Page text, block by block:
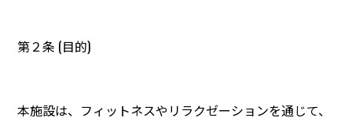
第２条 (目的)
本施設は、フィットネスやリラクゼーションを通じて、